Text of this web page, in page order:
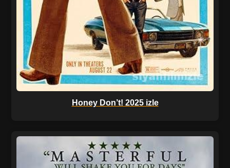
Honey Don’t! 2025 izle